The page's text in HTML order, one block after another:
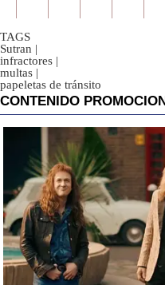
TAGS
Sutran |
infractores |
multas |
papeletas de tránsito